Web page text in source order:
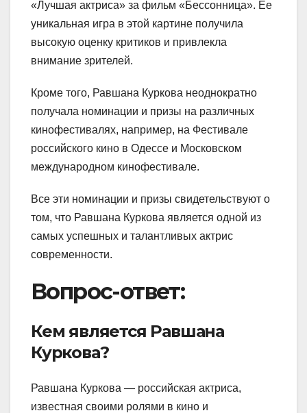
«Лучшая актриса» за фильм «Бессонница». Ее
уникальная игра в этой картине получила
высокую оценку критиков и привлекла
внимание зрителей.
Кроме того, Равшана Куркова неоднократно
получала номинации и призы на различных
кинофестивалях, например, на Фестивале
российского кино в Одессе и Московском
международном кинофестивале.
Все эти номинации и призы свидетельствуют о
том, что Равшана Куркова является одной из
самых успешных и талантливых актрис
современности.
Вопрос-ответ:
Кем является Равшана
Куркова?
Равшана Куркова — российская актриса,
известная своими ролями в кино и